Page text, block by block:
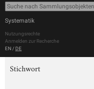
Systematik
Nutzungsrechte
Anmelden zur Recherche
EN / DE
Stichwort